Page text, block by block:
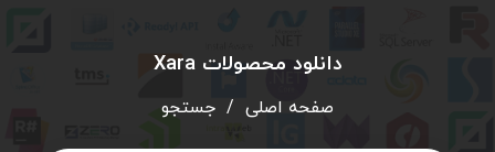
دانلود محصولات Xara
صفحه اصلی / جستجو